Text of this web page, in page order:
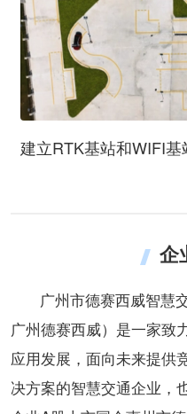
建立RTK基站和WIFI基
企
广州市德赛西威智慧
广州德赛西威）是一家致
应用发展，面向未来提供
决方案的智慧交通企业，